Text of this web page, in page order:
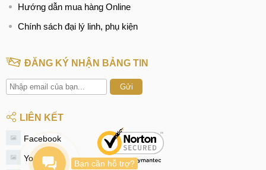
Hướng dẫn mua hàng Online
Chính sách đại lý linh, phụ kiện
ĐĂNG KÝ NHẬN BẢNG TIN
Gửi
LIÊN KẾT
Facebook
Youtube
Bạn cần hỗ trợ?